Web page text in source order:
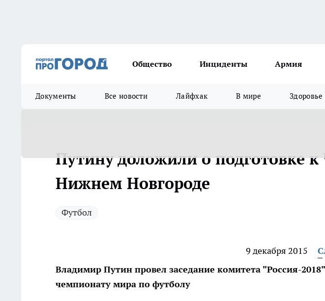
Общество Инциденты Армия
Документы Все новости Лайфхак В мире Здоровье
Путину доложили о подготовке
Нижнем Новгороде
Футбол
9 декабря 2015
Владимир Путин провел заседание комитета "Россия-
чемпионату мира по футболу